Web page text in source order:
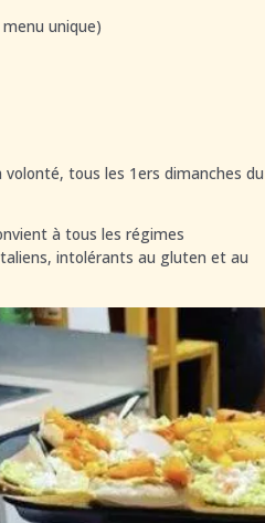
unique)
tous les 1ers dimanches du
à tous les régimes
intolérants au gluten et au